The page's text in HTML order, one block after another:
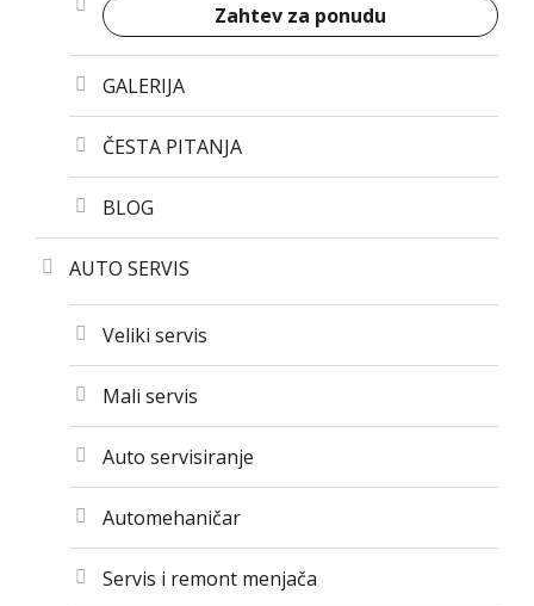
Zahtev za ponudu
GALERIJA
ČESTA PITANJA
BLOG
AUTO SERVIS
Veliki servis
Mali servis
Auto servisiranje
Automehaničar
Servis i remont menjača